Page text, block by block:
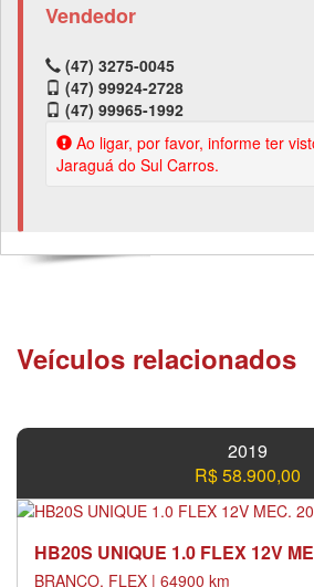
Vendedor
(47) 3275-0045
(47) 99924-2728
(47) 99965-1992
Ao ligar, por favor, informe ter
Jaraguá do Sul Carros.
Veículos relacionados
2019
R$ 58.900,00
HB20S UNIQUE 1.0 FLEX 12V
BRANCO, FLEX | 64900 km